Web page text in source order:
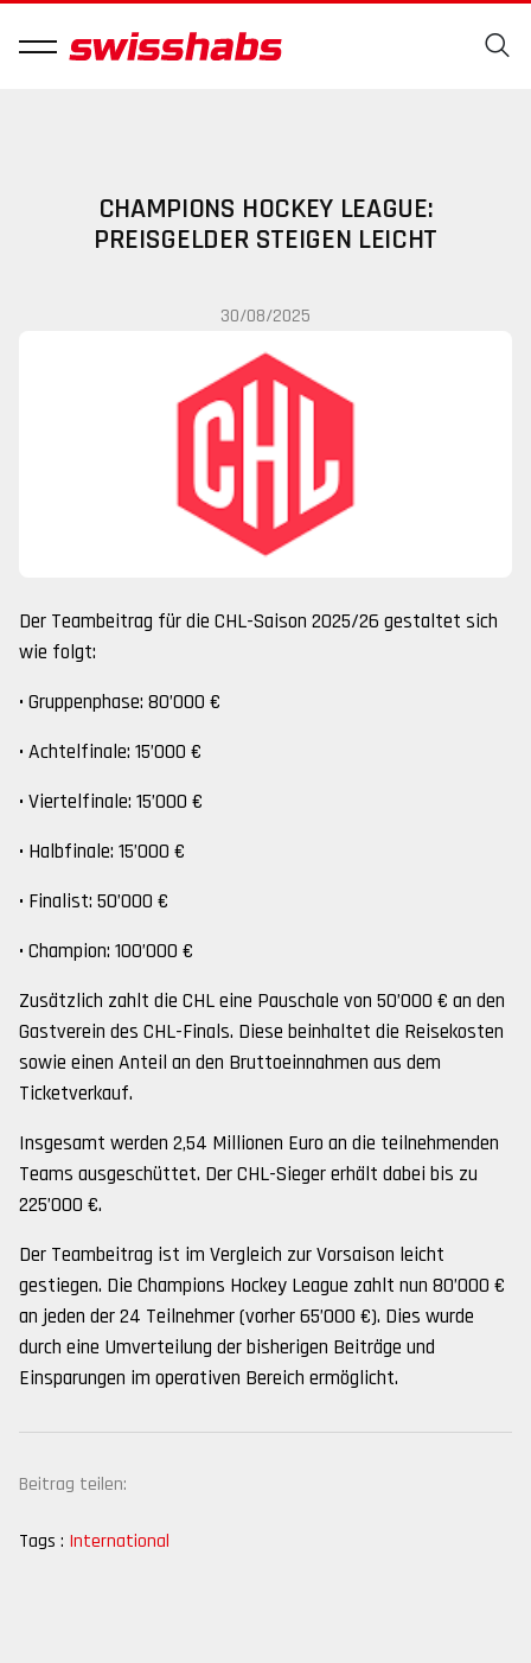
CHAMPIONS HOCKEY LEAGUE:
PREISGELDER STEIGEN LEICHT
30/08/2025
Der Teambeitrag für die CHL-Saison 2025/26 gestaltet sich
wie folgt:
• Gruppenphase: 80’000 €
• Achtelfinale: 15’000 €
• Viertelfinale: 15’000 €
• Halbfinale: 15’000 €
• Finalist: 50’000 €
• Champion: 100’000 €
Zusätzlich zahlt die CHL eine Pauschale von 50’000 € an den
Gastverein des CHL-Finals. Diese beinhaltet die Reisekosten
sowie einen Anteil an den Bruttoeinnahmen aus dem
Ticketverkauf.
Insgesamt werden 2,54 Millionen Euro an die teilnehmenden
Teams ausgeschüttet. Der CHL-Sieger erhält dabei bis zu
225’000 €.
Der Teambeitrag ist im Vergleich zur Vorsaison leicht
gestiegen. Die Champions Hockey League zahlt nun 80’000 €
an jeden der 24 Teilnehmer (vorher 65’000 €). Dies wurde
durch eine Umverteilung der bisherigen Beiträge und
Einsparungen im operativen Bereich ermöglicht.
Beitrag teilen:
Tags : International